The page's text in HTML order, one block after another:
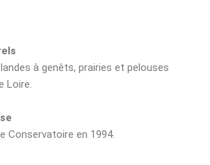
à genêts, prairies et pelouses
Loire.
Conservatoire en 1994.